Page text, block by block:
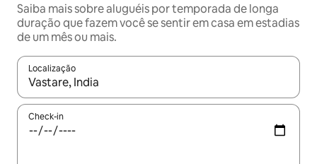
Saiba mais sobre aluguéis por temporada de longa
duração que fazem você se sentir em casa em estadias
de um mês ou mais.
Localização
Quando os resultados estiverem disponíveis, explore-os
Check-in